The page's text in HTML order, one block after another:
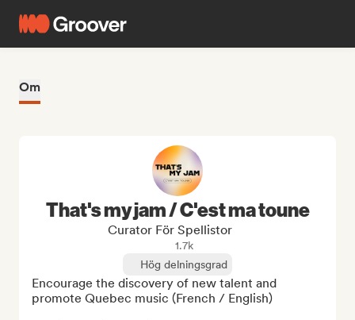
Om
That's my jam / C'est ma toune
Curator För Spellistor
1.7k
Hög delningsgrad
Encourage the discovery of new talent and
promote Quebec music (French / English)